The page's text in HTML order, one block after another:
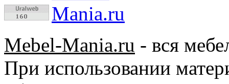
Mebel-Mania.ru - вся
При использовании